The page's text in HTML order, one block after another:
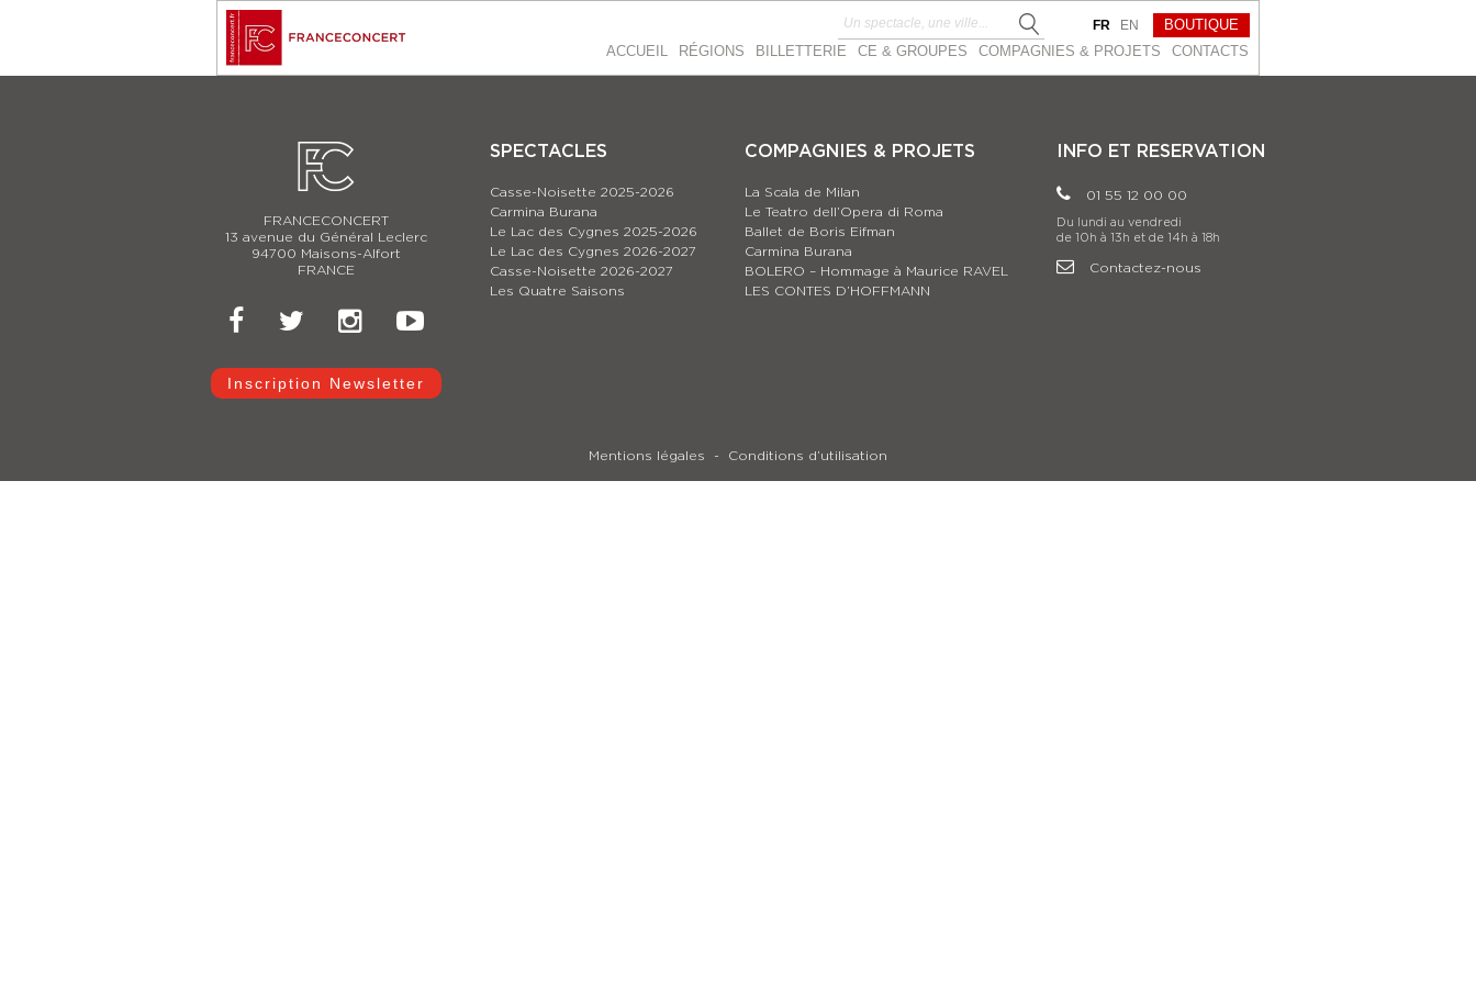
ACCUEIL RÉGIONS BILLETTERIE CE & GROUPES COMPAGNIES & PROJETS CONTACTS
FR EN BOUTIQUE
FRANCECONCERT
13 avenue du Général Leclerc
94700 Maisons-Alfort
FRANCE
Inscription Newsletter
SPECTACLES
Casse-Noisette 2025-2026
Carmina Burana
Le Lac des Cygnes 2025-2026
Le Lac des Cygnes 2026-2027
Casse-Noisette 2026-2027
Les Quatre Saisons
COMPAGNIES & PROJETS
La Scala de Milan
Le Teatro dell’Opera di Roma
Ballet de Boris Eifman
Carmina Burana
BOLERO – Hommage à Maurice RAVEL
LES CONTES D’HOFFMANN
INFO ET RESERVATION
01 55 12 00 00
Du lundi au vendredi
de 10h à 13h et de 14h à 18h
Contactez-nous
Mentions légales Conditions d’utilisation